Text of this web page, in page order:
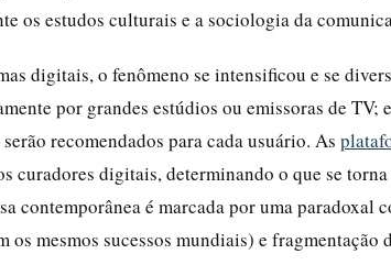
os estudos culturais e a sociologia da
digitais, o fenômeno se intensificou e se
por grandes estúdios ou emissoras de TV;
recomendados para cada usuário. As
curadores digitais, determinando o que se
contemporânea é marcada por uma paradoxal
mesmos sucessos mundiais) e fragmentação